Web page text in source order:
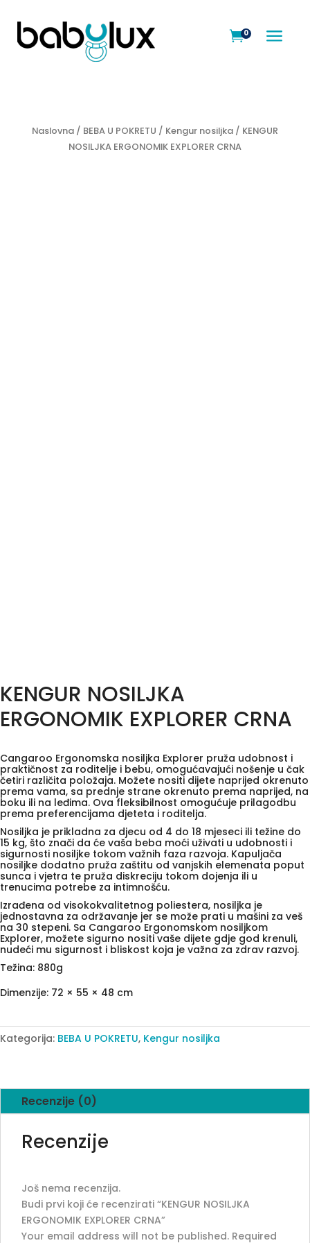
a
0
Naslovna/ BEBA U POKRETU / Kengur nosiljka/ KENGUR
NOSILJKA ERGONOMIK EXPLORER CRNA
KENGUR NOSILJKA
ERGONOMIK EXPLORER CRNA
Cangaroo Ergonomska nosiljka Explorer pruža udobnost i
praktičnost za roditelje i bebu, omogućavajući nošenje u čak
četiri različita položaja. Možete nositi dijete naprijed okrenuto
prema vama, sa prednje strane okrenuto prema naprijed, na
boku ili na leđima. Ova fleksibilnost omogućuje prilagodbu
prema preferencijama djeteta i roditelja.
Nosiljka je prikladna za djecu od 4 do 18 mjeseci ili težine do
15 kg, što znači da će vaša beba moći uživati u udobnosti i
sigurnosti nosiljke tokom važnih faza razvoja. Kapuljača
nosiljke dodatno pruža zaštitu od vanjskih elemenata poput
sunca i vjetra te pruža diskreciju tokom dojenja ili u
trenucima potrebe za intimnošću.
Izrađena od visokokvalitetnog poliestera, nosiljka je
jednostavna za održavanje jer se može prati u mašini za veš
na 30 stepeni. Sa Cangaroo Ergonomskom nosiljkom
Explorer, možete sigurno nositi vaše dijete gdje god krenuli,
nudeći mu sigurnost i bliskost koja je važna za zdrav razvoj.
Težina: 880g
Dimenzije: 72 × 55 × 48 cm
Kategorija: BEBA U POKRETU, Kengur nosiljka
Recenzije (0)
Recenzije
Još nema recenzija.
Budi prvi koji će recenzirati “KENGUR NOSILJKA
ERGONOMIK EXPLORER CRNA”
Your email address will not be published. Required